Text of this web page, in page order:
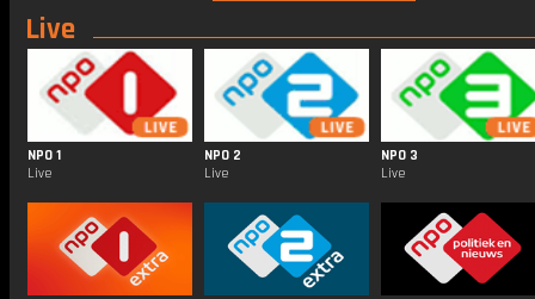
Live
NPO 1
Live
NPO 2
Live
NPO 3
Live